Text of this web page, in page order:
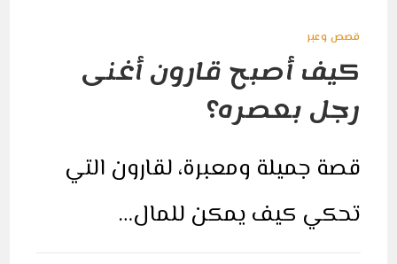
قصص وعبر
كيف أصبح قارون أغنى
رجل بعصره؟
قصة جميلة ومعبرة، لقارون التي
تحكي كيف يمكن للمال…